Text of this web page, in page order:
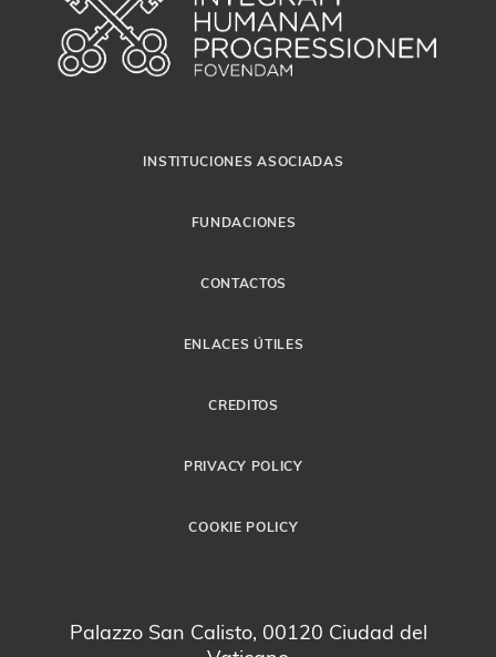
INSTITUCIONES ASOCIADAS
FUNDACIONES
CONTACTOS
ENLACES ÚTILES
CREDITOS
PRIVACY POLICY
COOKIE POLICY
Palazzo San Calisto, 00120 Ciudad del